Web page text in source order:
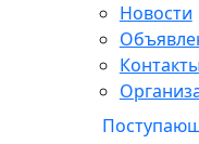
Новости